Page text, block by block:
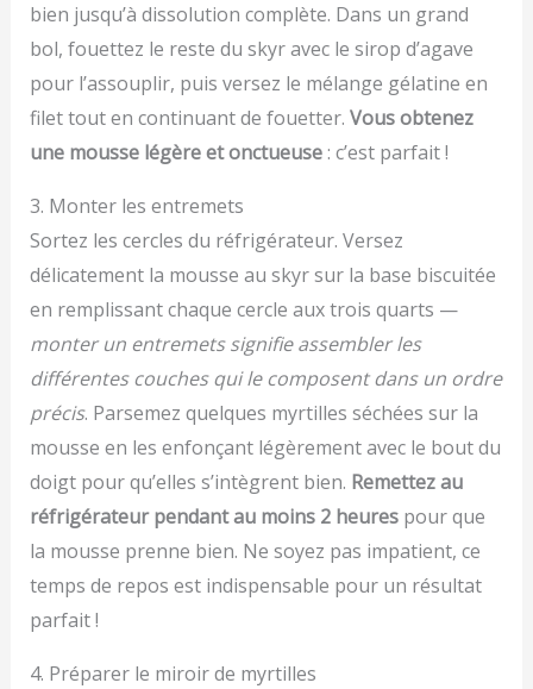
bien jusqu’à dissolution complète. Dans un grand
bol, fouettez le reste du skyr avec le sirop d’agave
pour l’assouplir, puis versez le mélange gélatine en
filet tout en continuant de fouetter. Vous obtenez
une mousse légère et onctueuse: c’est parfait !
3. Monter les entremets
Sortez les cercles du réfrigérateur. Versez
délicatement la mousse au skyr sur la base biscuitée
en remplissant chaque cercle aux trois quarts —
monter un entremets signifie assembler les
différentes couches qui le composent dans un ordre
précis. Parsemez quelques myrtilles séchées sur la
mousse en les enfonçant légèrement avec le bout du
doigt pour qu’elles s’intègrent bien. Remettez au
réfrigérateur pendant au moins 2 heurespour que
la mousse prenne bien. Ne soyez pas impatient, ce
temps de repos est indispensable pour un résultat
parfait !
4. Préparer le miroir de myrtilles